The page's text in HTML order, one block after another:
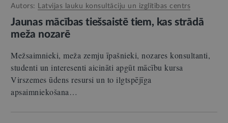
Autors: Latvijas lauku konsultāciju un izglītības centrs
Jaunas mācības tiešsaistē tiem, kas strādā
meža nozarē
Mežsaimnieki, meža zemju īpašnieki, nozares konsultanti,
studenti un interesenti aicināti apgūt mācību kursa
Virszemes ūdens resursi un to ilgtspējīga
apsaimniekošana…